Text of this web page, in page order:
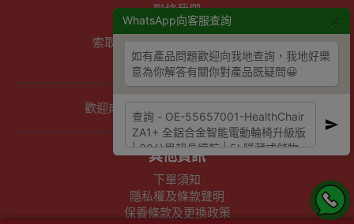
WhatsApp向客服查詢
如有產品問題歡迎向我地查詢，我地好樂
意為你解答有關你對產品既疑問😀
聯絡我們
關於我們
索取報價 公司、學校或機構採購
以公司採購卡(P卡)付款
歡迎成為Outlet Express HK供應商
其他資訊
下單須知
隱私權及條款聲明
保養條款及更換政策